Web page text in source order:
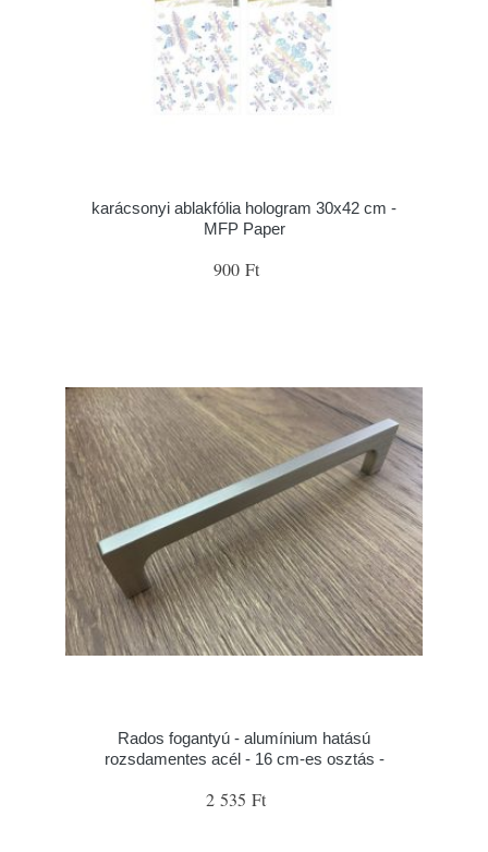
karácsonyi ablakfólia hologram 30x42 cm -
MFP Paper
900 Ft
Rados fogantyú - alumínium hatású
rozsdamentes acél - 16 cm-es osztás -
2 535 Ft